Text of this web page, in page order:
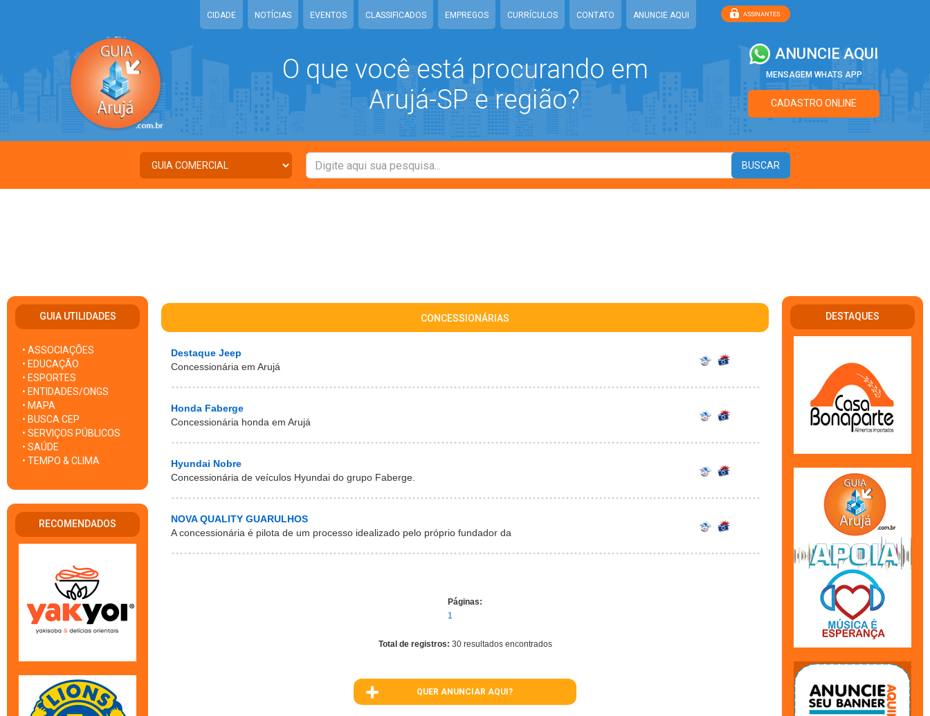
CIDADE NOTÍCIAS EVENTOS CLASSIFICADOS EMPREGOS CURRÍCULOS CONTATO ANUNCIE AQUI
O que você está procurando em
Arujá-SP e região?
ANUNCIE AQUI
MENSAGEM WHATS APP
CADASTRO ONLINE
GUIA UTILIDADES
• ASSOCIAÇÕES
• EDUCAÇÃO
• ESPORTES
• ENTIDADES/ONGS
• MAPA
• BUSCA CEP
• SERVIÇOS PÚBLICOS
• SAÚDE
• TEMPO & CLIMA
RECOMENDADOS
CONCESSIONÁRIAS
Destaque Jeep
Concessionária em Arujá
Honda Faberge
Concessionária honda em Arujá
Hyundai Nobre
Concessionária de veículos Hyundai do grupo Faberge.
NOVA QUALITY GUARULHOS
A concessionária é pilota de um processo idealizado pelo próprio fundador da
Páginas:
1
Total de registros: 30 resultados encontrados
QUER ANUNCIAR AQUI?
DESTAQUES